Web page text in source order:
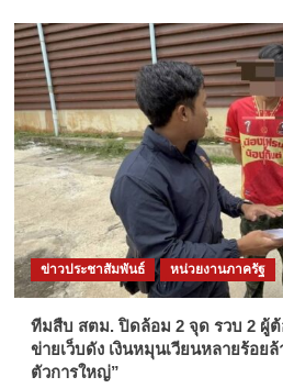
ข่าวประชาสัมพันธ์ หน่วยงานภาครัฐ
ทีมสืบ สตม. ปิดล้อม 2 จุด รวบ 2 ผู้
ข่ายเว็บดัง เงินหมุนเวียนหลายร้อย
ตัวการใหญ่”